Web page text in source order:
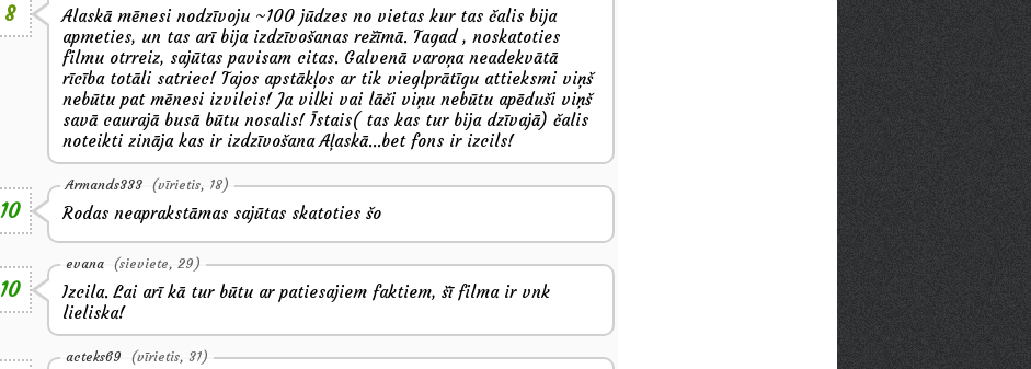
8
Alaskā mēnesi nodzīvoju ~100 jūdzes no vietas kur tas čalis bija
apmeties, un tas arī bija izdzīvošanas režīmā. Tagad , noskatoties
filmu otrreiz, sajūtas pavisam citas. Galvenā varoņa neadekvātā
rīcība totāli satriec! Tajos apstākļos ar tik vieglprātīgu attieksmi viņš
nebūtu pat mēnesi izvilcis! Ja vilki vai lāči viņu nebūtu apēduši viņš
savā caurajā busā būtu nosalis! Īstais( tas kas tur bija dzīvajā) čalis
noteikti zināja kas ir izdzīvošana Aļaskā...bet fons ir izcils!
10
Armands333 (vīrietis, 18)
Rodas neaprakstāmas sajūtas skatoties šo
10
evana (sieviete, 29)
Izcila. Lai arī kā tur būtu ar patiesajiem faktiem, šī filma ir vnk
lieliska!
acteks69 (vīrietis, 31)